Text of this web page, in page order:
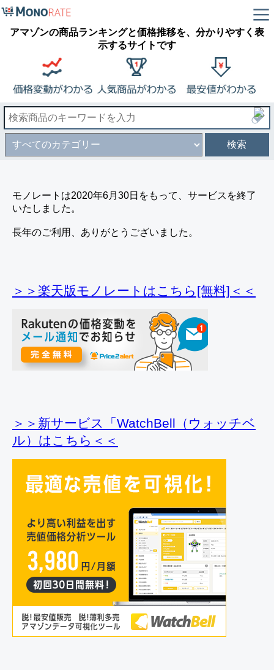
アマゾンの商品ランキングと価格推移を、分かりやすく表
示するサイトです
検索
モノレートは2020年6月30日をもって、サービスを終了
いたしました。
長年のご利用、ありがとうございました。
＞＞楽天版モノレートはこちら[無料]＜＜
＞＞新サービス「WatchBell（ウォッチベ
ル）はこちら＜＜